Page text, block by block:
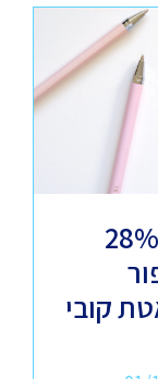
המהפך שלא תאמינו: מ-28%
קובי